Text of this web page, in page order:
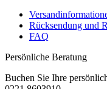
Rücksendung und
FAQ
Persönliche Beratung
Buchen Sie Ihre